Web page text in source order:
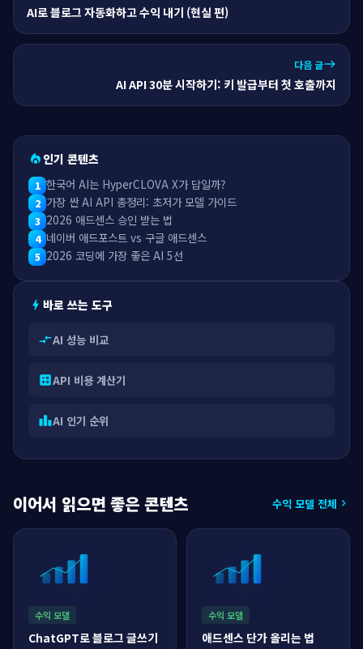
AI로 블로그 자동화하고 수익 내기 (현실 편)
다음 글east
AI API 30분 시작하기: 키 발급부터 첫 호출까지
local_fire_department인기 콘텐츠
1 한국어 AI는 HyperCLOVA X가 답일까?
2 가장 싼 AI API 총정리: 초저가 모델 가이드
3 2026 애드센스 승인 받는 법
4 네이버 애드포스트 vs 구글 애드센스
5 2026 코딩에 가장 좋은 AI 5선
bolt 바로 쓰는 도구
compare_arrowsAI 성능 비교
calculateAPI 비용 계산기
leaderboardAI 인기 순위
이어서 읽으면 좋은 콘텐츠 수익 모델 전체 chevron_right
수익 모델
ChatGPT로 블로그 글쓰기
수익 모델
애드센스 단가 올리는 법